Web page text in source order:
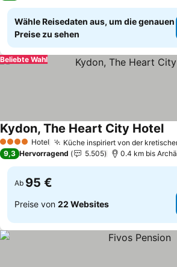
Wähle Reisedaten aus, um die genauen
Preise zu sehen
Beliebte Wahl
4 Sterne Hotel Küche inspiriert von der
Kydon, The Heart City Hotel
9,3 Hervorragend 5.505 0.4 km bis
Ab 95 €
Preise von 22 Websites